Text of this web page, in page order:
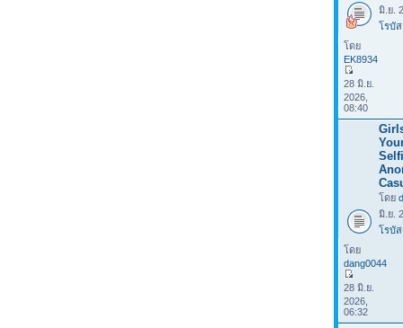
มิ.ย.
โรบั
โดย
EK8934
28 มิ.ย.
2026,
08:40
โดย
มิ.ย.
โรบั
โดย
dang0044
28 มิ.ย.
2026,
06:32